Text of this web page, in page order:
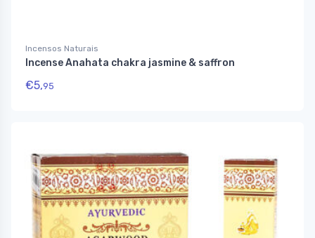
Incensos Naturais
Incense Anahata chakra jasmine & saffron
€5,95